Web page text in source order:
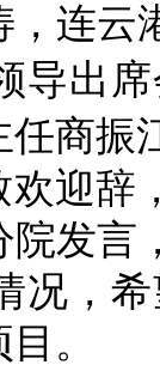
连云
导出
任商振
欢迎辞
发言
况，
。